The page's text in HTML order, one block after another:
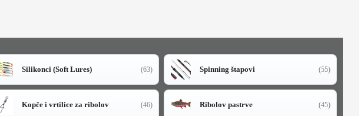
Silikonci (Soft Lures) (63) Spinning štapovi (55)
Kopče i vrtilice za ribolov (46) Ribolov pastrve (45)